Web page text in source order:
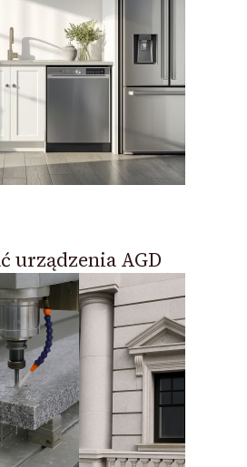
urządzenia AGD